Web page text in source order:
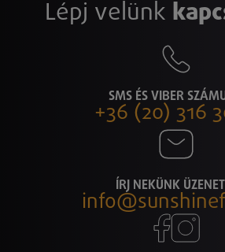
Lépj velünk
SMS ÉS VIBER
+36 (20) 316
ÍRJ NEKÜNK